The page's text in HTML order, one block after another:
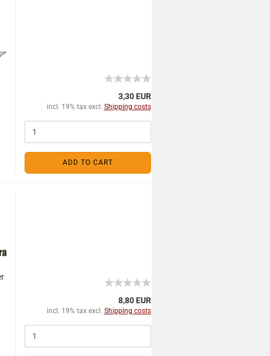
3,30 EUR
incl. 19% tax excl. Shipping costs
ADD TO CART
8,80 EUR
incl. 19% tax excl. Shipping costs